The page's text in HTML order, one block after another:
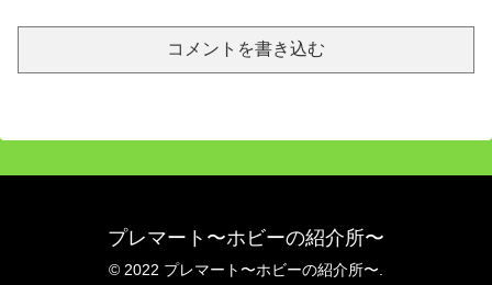
コメントを書き込む
プレマート〜ホビーの紹介所〜
© 2022 プレマート〜ホビーの紹介所〜.